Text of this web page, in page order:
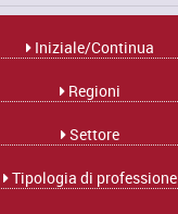
Iniziale/Continua
Regioni
Settore
Tipologia di professione